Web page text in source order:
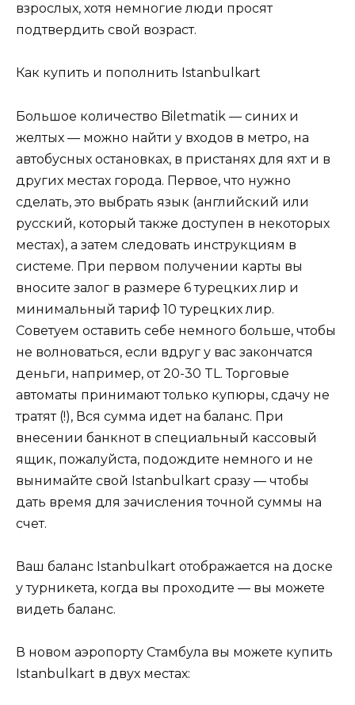
взрослых, хотя немногие люди просят
подтвердить свой возраст.
Как купить и пополнить Istanbulkart
Большое количество Biletmatik — синих и
желтых — можно найти у входов в метро, ​​на
автобусных остановках, в пристанях для яхт и в
других местах города. Первое, что нужно
сделать, это выбрать язык (английский или
русский, который также доступен в некоторых
местах), а затем следовать инструкциям в
системе. При первом получении карты вы
вносите залог в размере 6 турецких лир и
минимальный тариф 10 турецких лир.
Советуем оставить себе немного больше, чтобы
не волноваться, если вдруг у вас закончатся
деньги, например, от 20-30 TL. Торговые
автоматы принимают только купюры, сдачу не
тратят (!), Вся сумма идет на баланс. При
внесении банкнот в специальный кассовый
ящик, пожалуйста, подождите немного и не
вынимайте свой Istanbulkart сразу — чтобы
дать время для зачисления точной суммы на
счет.
Ваш баланс Istanbulkart отображается на доске
у турникета, когда вы проходите — вы можете
видеть баланс.
В новом аэропорту Стамбула вы можете купить
Istanbulkart в двух местах: